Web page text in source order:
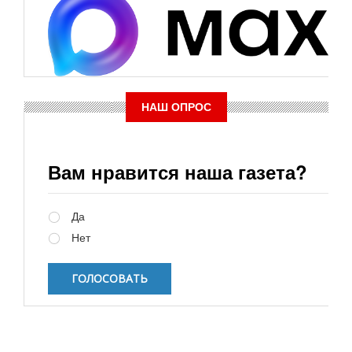
НАШ ОПРОС
Вам нравится наша газета?
Да
Нет